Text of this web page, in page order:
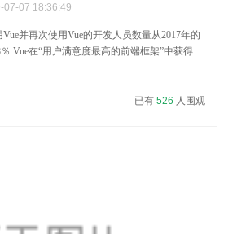
07-07 18:36:49
并再次使用Vue的开发人员数量从2017年的
Vue在“用户满意度最高的前端框架”中获得
已有526 人围观